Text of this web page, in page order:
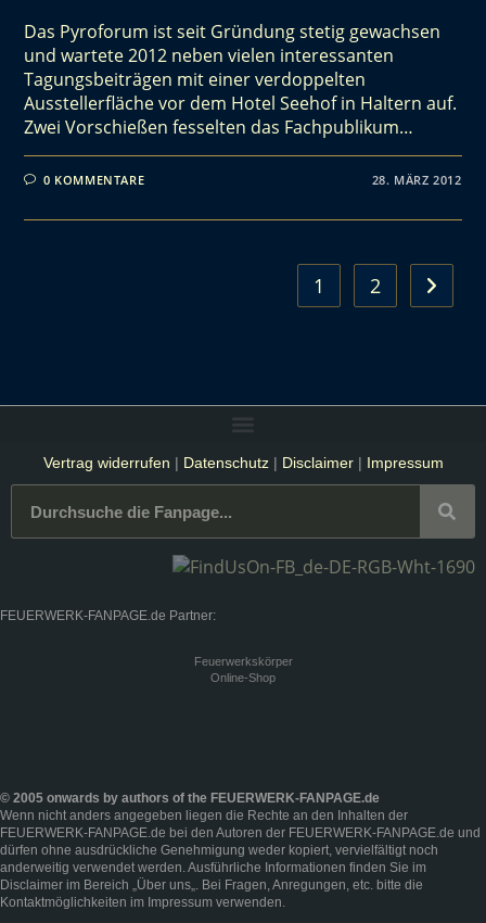
Das Pyroforum ist seit Gründung stetig gewachsen
und wartete 2012 neben vielen interessanten
Tagungsbeiträgen mit einer verdoppelten
Ausstellerfläche vor dem Hotel Seehof in Haltern auf.
Zwei Vorschießen fesselten das Fachpublikum…
0 KOMMENTARE 28. MÄRZ 2012
1 2
Vertrag widerrufen | Datenschutz| Disclaimer| Impressum
FEUERWERK-FANPAGE.de Partner:
Feuerwerkskörper
Online-Shop
© 2005 onwards by authors of the FEUERWERK-FANPAGE.de
Wenn nicht anders angegeben liegen die Rechte an den Inhalten der
FEUERWERK-FANPAGE.de bei den Autoren der FEUERWERK-FANPAGE.de und
dürfen ohne ausdrückliche Genehmigung weder kopiert, vervielfältigt noch
anderweitig verwendet werden. Ausführliche Informationen finden Sie im
Disclaimer im Bereich „Über uns„. Bei Fragen, Anregungen, etc. bitte die
Kontaktmöglichkeiten im Impressum verwenden.